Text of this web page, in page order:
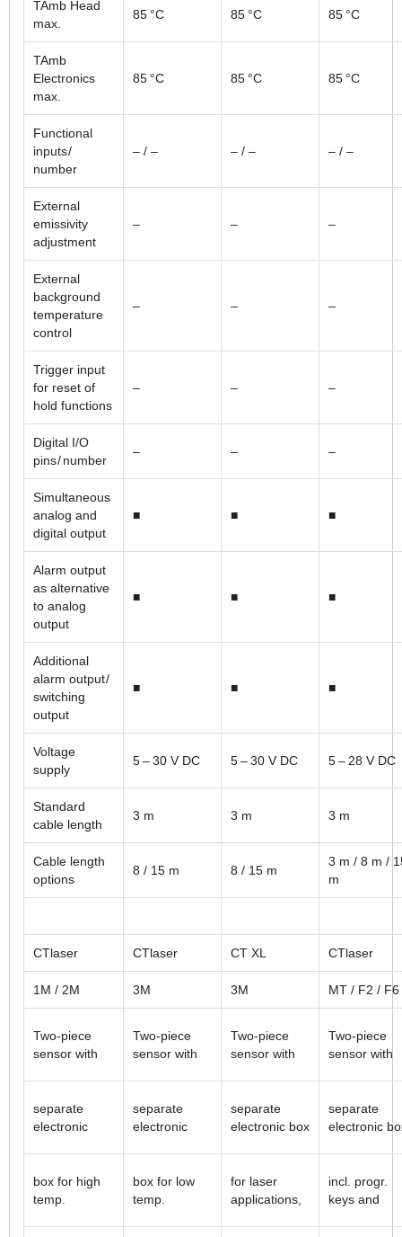
TAmb Head
max.
85 °C 85 °C 85 °C
TAmb
Electronics
max.
85 °C 85 °C 85 °C
Functional
inputs /
number
– / – – / – – / –
External
emissivity
adjustment
– – –
External
background
temperature
control
– – –
Trigger input
for reset of
hold functions
– – –
Digital I/O
pins / number
– – –
Simultaneous
analog and
digital output
■ ■ ■
Alarm output
as alternative
to analog
output
■ ■ ■
Additional
alarm output /
switching
output
■ ■ ■
Voltage
supply
5 – 30 V DC 5 – 30 V DC 5 – 28 V DC
Standard
cable length
3 m 3 m 3 m
Cable length
options
8 / 15 m 8 / 15 m
3 m / 8 m /
m
CTlaser CTlaser CT XL CTlaser
1M / 2M 3M 3M MT / F2 / F6
Two-piece
sensor with
Two-piece
sensor with
Two-piece
sensor with
Two-piece
sensor with
separate
electronic
separate
electronic
separate
electronic box
separate
electronic
box for high
temp.
box for low
temp.
for laser
applications,
incl. progr.
keys and